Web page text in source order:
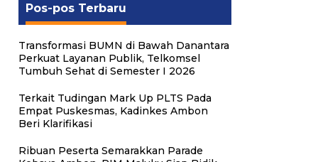
Pos-pos Terbaru
Transformasi BUMN di Bawah Danantara
Perkuat Layanan Publik, Telkomsel
Tumbuh Sehat di Semester I 2026
Terkait Tudingan Mark Up PLTS Pada
Empat Puskesmas, Kadinkes Ambon
Beri Klarifikasi
Ribuan Peserta Semarakkan Parade